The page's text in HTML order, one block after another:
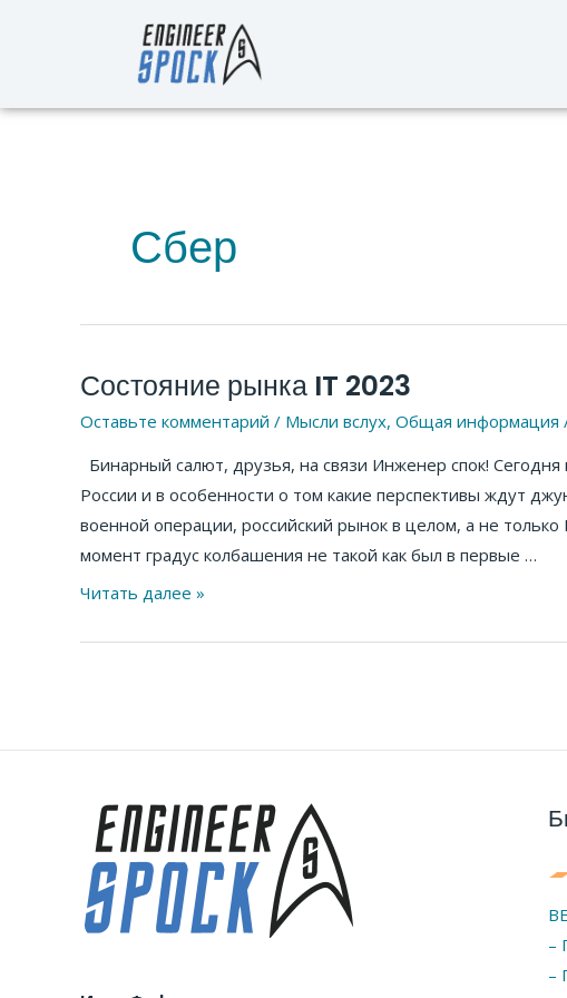
Сбер
Состояние рынка IT 2023
Оставьте комментарий / Мысли вслух, Общая информация
Бинарный салют, друзья, на связи Инженер спок!
России и в особенности о том какие перспективы ждут
военной операции, российский рынок в целом, а не
момент градус колбашения не такой как был в первые …
Состояние
2023
Читать далее »
–
–